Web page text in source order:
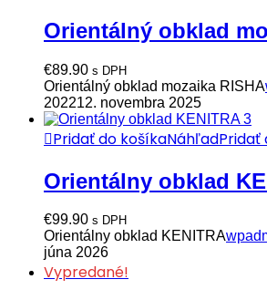
Orientálný obklad
€89.90 s DPH
Orientálný obklad mozaika RISHA
202212. novembra 2025
Pridať do košíkaNáhľadPridať
Orientálny obklad
€99.90 s DPH
Orientálny obklad KENITRA
júna 2026
Vypredané!